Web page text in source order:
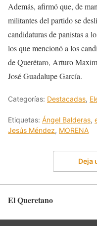
Además, afirmó que, de
militantes del partido se
candidaturas de panistas a
los que mencionó a los
de Querétaro, Arturo
José Guadalupe García.
Categorías: Destacadas,
Etiquetas: Ángel Balderas,
Jesús Méndez, MORENA
Deja
El Queretano